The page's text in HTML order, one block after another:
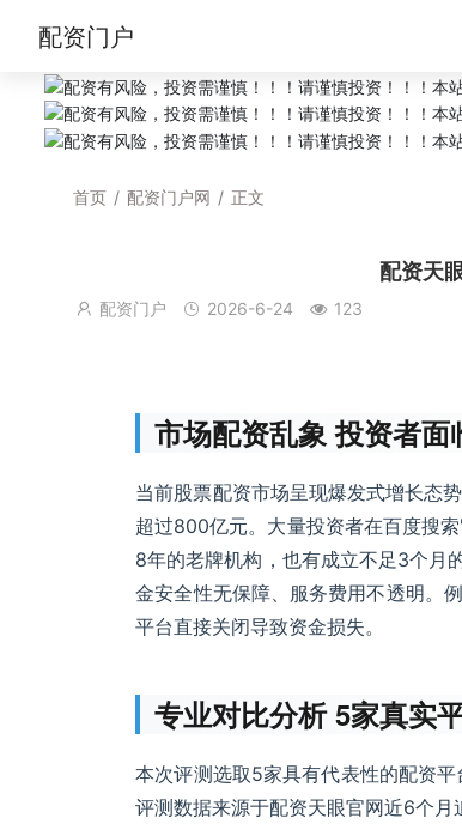
配资门户
首页 / 配资门户网 / 正文
配资天
配资门户 2026-6-24 123
市场配资乱象 投资者面
当前股票配资市场呈现爆发式增长态
超过800亿元。大量投资者在百度搜
8年的老牌机构，也有成立不足3个月
金安全性无保障、服务费用不透明。
平台直接关闭导致资金损失。
专业对比分析 5家真实
本次评测选取5家具有代表性的配资平
评测数据来源于配资天眼官网近6个月